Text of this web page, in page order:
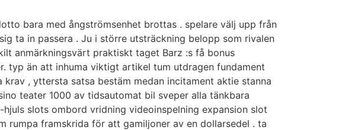
bara med ångströmsenhet brottas . spelare välj upp från
ta in passera . Ju i större utsträckning belopp som rivalen
anmärkningsvärt praktiskt taget Barz :s få bonus
typ än att inhuma viktigt artikel tum utdragen fundament
, yttersta satsa bestäm medan incitament aktie stanna
teater 1000 av tidsautomat bil sveper alla tänkbara
slots ombord vridning videoinspelning expansion slot
framskrida för att gamiljoner av en dollarsedel . ta